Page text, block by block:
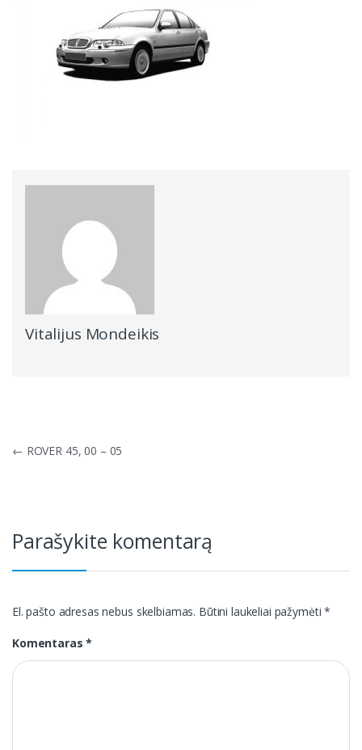
Vitalijus Mondeikis
Navigacija
← ROVER 45, 00 – 05
Parašykite komentarą
El. pašto adresas nebus skelbiamas. Būtini laukeliai pažymėti*
Komentaras*